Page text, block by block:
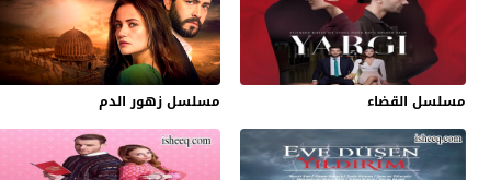
مسلسل القضاء مسلسل زهور الدم